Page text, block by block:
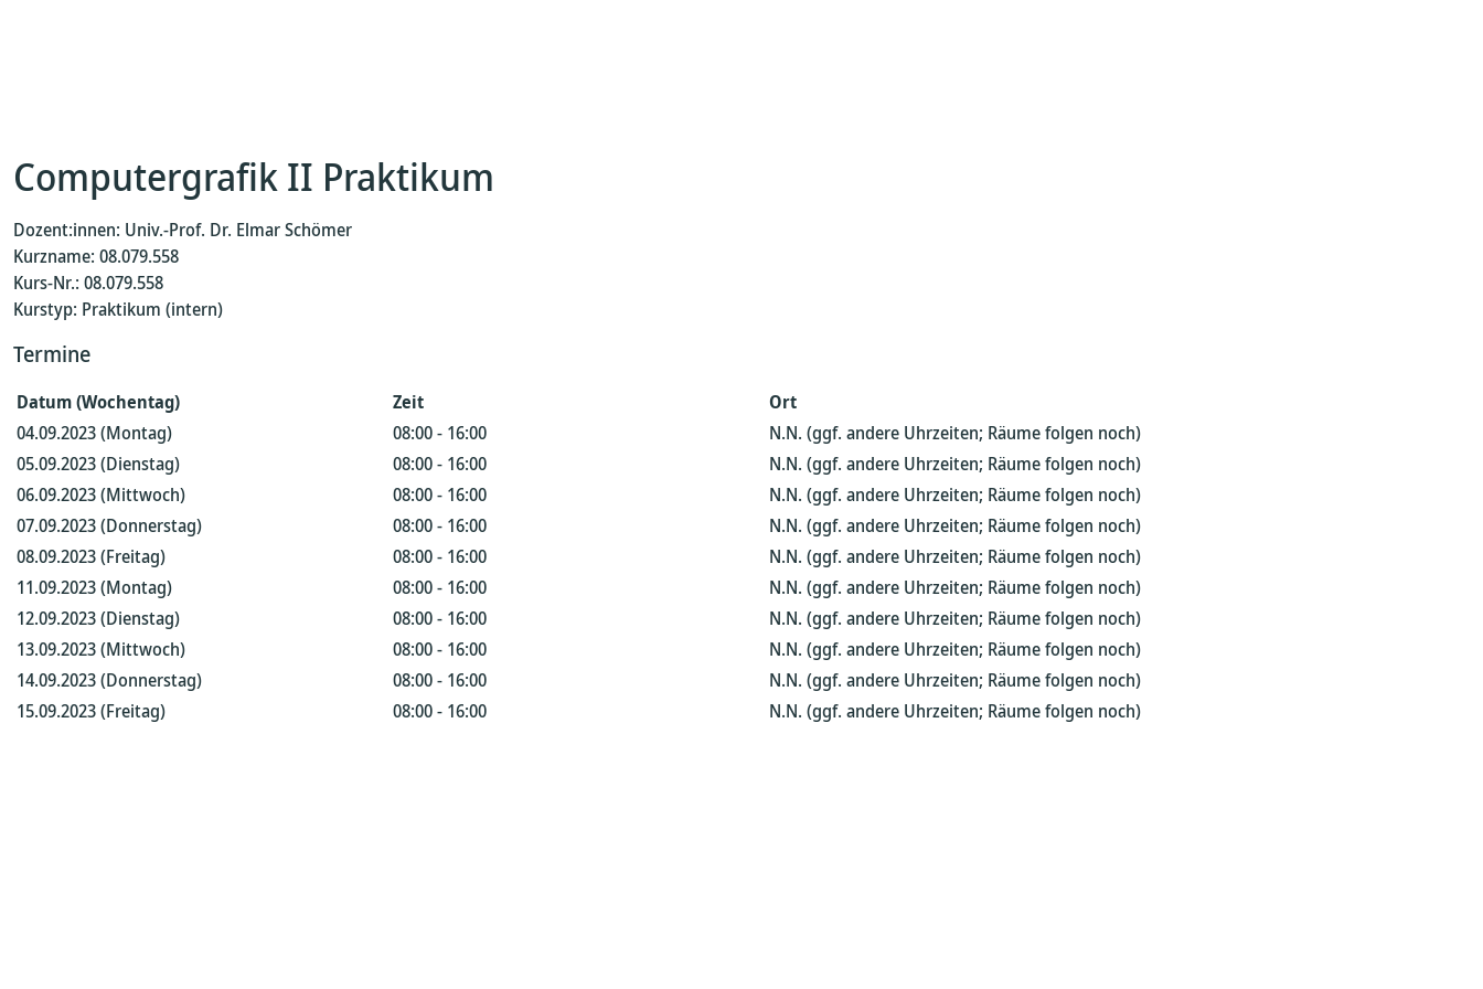
Computergrafik II Praktikum
Dozent:innen: Univ.-Prof. Dr. Elmar Schömer
Kurzname: 08.079.558
Kurs-Nr.: 08.079.558
Kurstyp: Praktikum (intern)
Termine
Datum (Wochentag) Zeit
Ort
04.09.2023 (Montag)
08:00 - 16:00
N.N. (ggf. andere Uhrzeiten; Räume folgen noch)
05.09.2023 (Dienstag)
08:00 - 16:00
N.N. (ggf. andere Uhrzeiten; Räume folgen noch)
06.09.2023 (Mittwoch)
08:00 - 16:00
N.N. (ggf. andere Uhrzeiten; Räume folgen noch)
07.09.2023 (Donnerstag)
08:00 - 16:00
N.N. (ggf. andere Uhrzeiten; Räume folgen noch)
08.09.2023 (Freitag)
08:00 - 16:00
N.N. (ggf. andere Uhrzeiten; Räume folgen noch)
11.09.2023 (Montag)
08:00 - 16:00
N.N. (ggf. andere Uhrzeiten; Räume folgen noch)
12.09.2023 (Dienstag)
08:00 - 16:00
N.N. (ggf. andere Uhrzeiten; Räume folgen noch)
13.09.2023 (Mittwoch)
08:00 - 16:00
N.N. (ggf. andere Uhrzeiten; Räume folgen noch)
14.09.2023 (Donnerstag)
08:00 - 16:00
N.N. (ggf. andere Uhrzeiten; Räume folgen noch)
15.09.2023 (Freitag)
08:00 - 16:00 N.N. (ggf. andere Uhrzeiten; Räume folgen noch)